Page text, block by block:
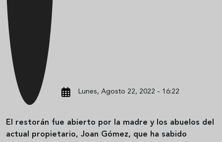
Lunes, Agosto 22, 2022 - 16:22
El restorán fue abierto por la madre y los abuelos del
actual propietario, Joan Gómez, que ha sabido